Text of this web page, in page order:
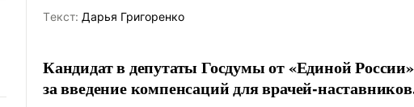
Tекст: Дарья Григоренко
Кандидат в депутаты Госдумы от «Единой
за введение компенсаций для врачей-